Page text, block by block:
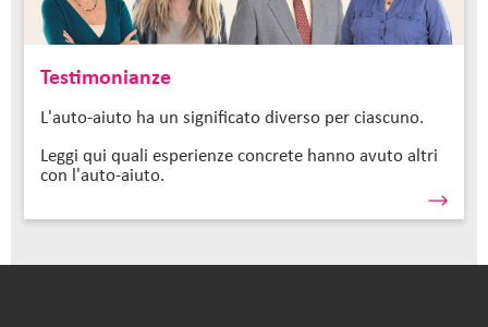
Testimonianze
L'auto-aiuto ha un significato diverso per ciascuno.
Leggi qui quali esperienze concrete hanno avuto altri
con l'auto-aiuto.